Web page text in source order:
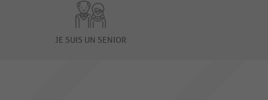
JE SUIS UN SENIOR